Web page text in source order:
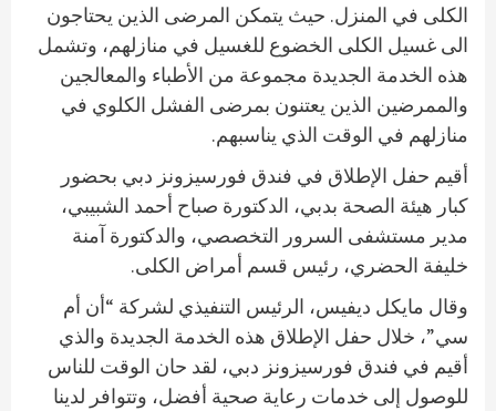
الكلى في المنزل. حيث يتمكن المرضى الذين يحتاجون
الى غسيل الكلى الخضوع للغسيل في منازلهم، وتشمل
هذه الخدمة الجديدة مجموعة من الأطباء والمعالجين
والممرضين الذين يعتنون بمرضى الفشل الكلوي في
منازلهم في الوقت الذي يناسبهم.
أقيم حفل الإطلاق في فندق فورسيزونز دبي بحضور
كبار هيئة الصحة بدبي، الدكتورة صباح أحمد الشبيبي،
مدير مستشفى السرور التخصصي، والدكتورة آمنة
خليفة الحضري، رئيس قسم أمراض الكلى.
وقال مايكل ديفيس، الرئيس التنفيذي لشركة “أن أم
سي”، خلال حفل الإطلاق هذه الخدمة الجديدة والذي
أقيم في فندق فورسيزونز دبي، لقد حان الوقت للناس
للوصول إلى خدمات رعاية صحية أفضل، وتتوافر لدينا